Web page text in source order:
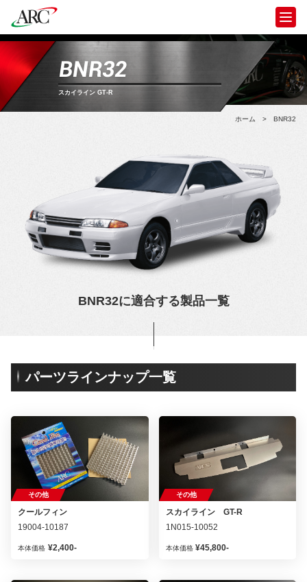
BNR32
スカイライン GT-R
ホーム > BNR32
BNR32に適合する製品一覧
パーツラインナップ一覧
その他
クールフィン
19004-10187
本体価格 ¥2,400-
その他
スカイライン GT-R
1N015-10052
本体価格 ¥45,800-